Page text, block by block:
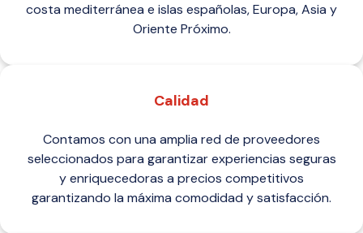
costa mediterránea e islas españolas, Europa, Asia y
Oriente Próximo.
Calidad
Contamos con una amplia red de proveedores
seleccionados para garantizar experiencias seguras
y enriquecedoras a precios competitivos
garantizando la máxima comodidad y satisfacción.